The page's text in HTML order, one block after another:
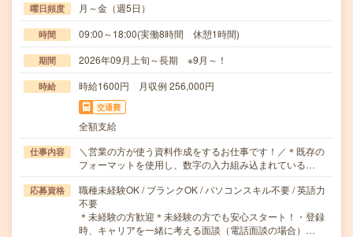
曜日頻度 月～金（週5日）
時間 09:00～18:00(実働8時間 休憩1時間)
期間 2026年09月上旬～長期 ※9月～！
時給 時給1600円 月収例 256,000円
交通費
全額支給
仕事内容
＼営業の方が使う資料作成をするお仕事です！／＊既存の
フォーマットを使用し、数字の入力組み込まれている…
応募資格
職種未経験OK / ブランクOK / パソコンスキル不要 / 英語力
不要
＊未経験の方歓迎＊未経験の方でも安心スタート！・登録
時、キャリアを一緒に考える面談（電話面談の場合）…